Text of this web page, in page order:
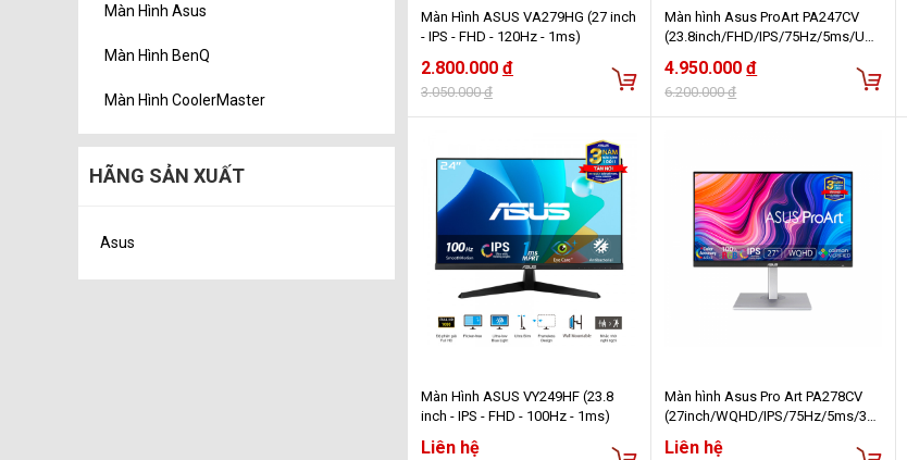
Màn Hình Asus
Màn Hình BenQ
Màn Hình CoolerMaster
HÃNG SẢN XUẤT
Asus
Màn Hình ASUS VA279HG (27 inch
- IPS - FHD - 120Hz - 1ms)
2.800.000 đ
3.050.000đ
Màn hình Asus ProArt PA247CV
(23.8inch/FHD/IPS/75Hz/5ms/US
4.950.000đ
6.200.000đ
Màn Hình ASUS VY249HF (23.8
inch - IPS - FHD - 100Hz - 1ms)
Liên hệ
Màn hình Asus Pro Art PA278CV
(27inch/WQHD/IPS/75Hz/5ms/35
Liên hệ